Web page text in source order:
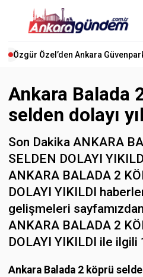
Ankara Balada
selden dolayı
Son Dakika ANKARA
SELDEN DOLAYI
ANKARA BALADA 2
DOLAYI YIKILDI
gelişmeleri
ANKARA BALADA 2
DOLAYI YIKILDI ile
Ankara Balada 2 köprü